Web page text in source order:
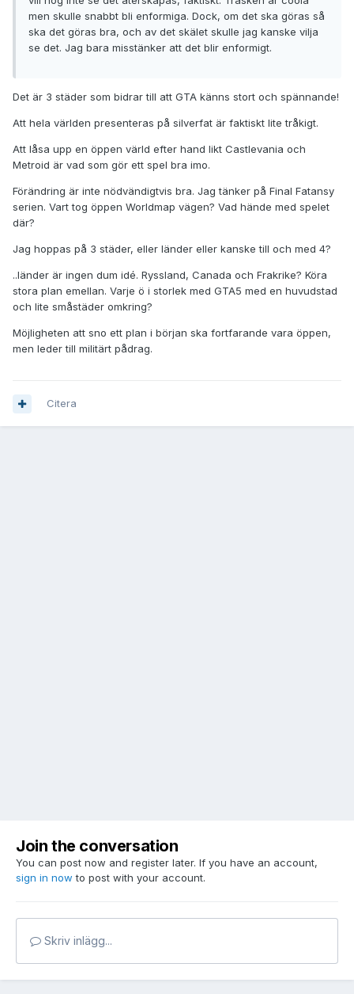
men skulle snabbt bli enformiga. Dock, om det ska göras så
ska det göras bra, och av det skälet skulle jag kanske vilja
se det. Jag bara misstänker att det blir enformigt.
Det är 3 städer som bidrar till att GTA känns stort och spännande!
Att hela världen presenteras på silverfat är faktiskt lite tråkigt.
Att låsa upp en öppen värld efter hand likt Castlevania och
Metroid är vad som gör ett spel bra imo.
Förändring är inte nödvändigtvis bra. Jag tänker på Final Fatansy
serien. Vart tog öppen Worldmap vägen? Vad hände med spelet
där?
Jag hoppas på 3 städer, eller länder eller kanske till och med 4?
..länder är ingen dum idé. Ryssland, Canada och Frakrike? Köra
stora plan emellan. Varje ö i storlek med GTA5 med en huvudstad
och lite småstäder omkring?
Möjligheten att sno ett plan i början ska fortfarande vara öppen,
men leder till militärt pådrag.
Citera
Join the conversation
You can post now and register later. If you have an account,
sign in now to post with your account.
Skriv inlägg...